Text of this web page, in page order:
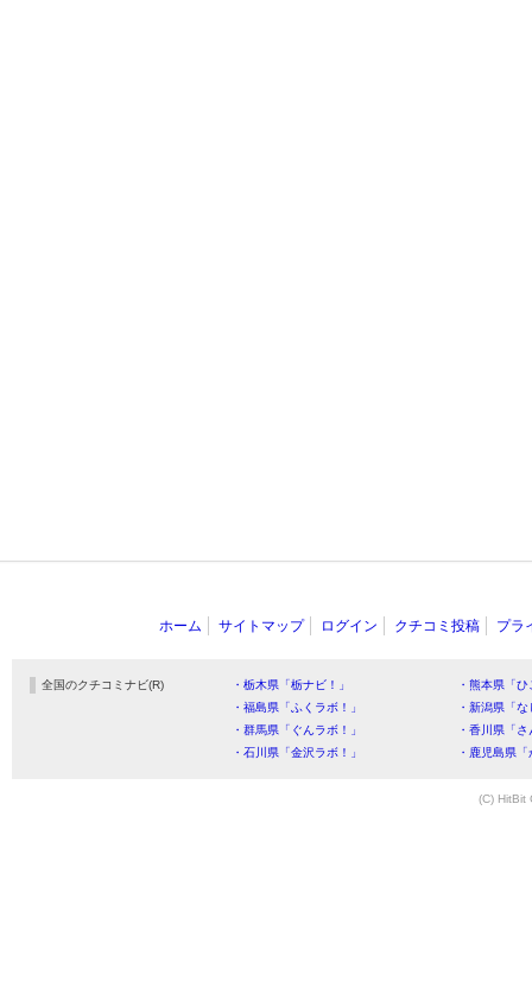
ホーム サイトマップ ログイン クチコミ投稿 プラ
全国のクチコミナビ(R) ・栃木県「栃ナビ！」
・熊本県「
・福島県「ふくラボ！」
・新潟県「
・群馬県「ぐんラボ！」
・香川県「
・石川県「金沢ラボ！」
・鹿児島県
(C) HitBit